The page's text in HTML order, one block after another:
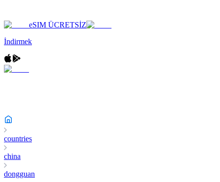
eSIM ÜCRETSİZ
İndirmek
countries
china
dongguan